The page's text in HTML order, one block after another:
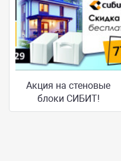
Акция на стеновые
блоки СИБИТ!